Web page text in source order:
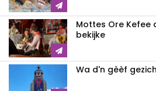
Mottes Ore Kefee
bekijke
Wa d'n gèèf